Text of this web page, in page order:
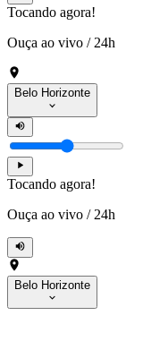
Tocando agora!
Ouça ao vivo / 24h
Belo Horizonte
Tocando agora!
Ouça ao vivo / 24h
Belo Horizonte